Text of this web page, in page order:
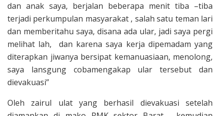
dan anak saya, berjalan beberapa menit tiba –tiba
terjadi perkumpulan masyarakat , salah satu teman lari
dan memberitahu saya, disana ada ular, jadi saya pergi
melihat lah, dan karena saya kerja dipemadam yang
diterapkan jiwanya bersipat kemanuasiaan, menolong,
saya lansgung cobamengakap ular tersebut dan
dievakuasi”
Oleh zairul ulat yang berhasil dievakuasi setelah